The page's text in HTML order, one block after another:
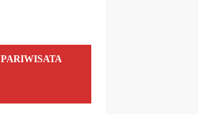
PARIWISATA